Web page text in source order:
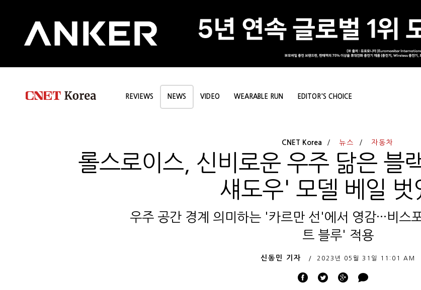
REVIEWS NEWS VIDEO WEARABLE RUN EDITOR'S CHOICE
CNET Korea 뉴스 자동차
롤스로이스, 신비로운 우주 닮은 블
섀도우' 모델 베일 벗
우주 공간 경계 의미하는 '카르만 선'에서 영감···비스
트 블루' 적용
신동민 기자 2023년 05월 31일 11:01 AM